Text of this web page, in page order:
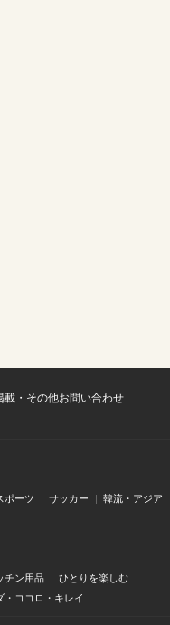
載・その他お問い合わせ
ポーツ サッカー 韓流・アジア
チン用品 ひとりを楽しむ
・ココロ・キレイ